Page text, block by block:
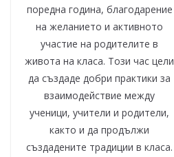
поредна година, благодарение
на желанието и активното
участие на родителите в
живота на класа. Този час цели
да създаде добри практики за
взаимодействие между
ученици, учители и родители,
както и да продължи
създадените традиции в класа.